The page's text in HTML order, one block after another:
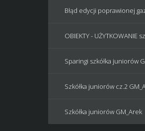
Błąd edycji poprawionej
OBIEKTY - UŻYTKOWANIE
Sparingi szkółka juniorów
Szkółka juniorów cz.2
Szkółka juniorów GM_Arek